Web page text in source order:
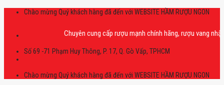
Skip
Chào mừng Quý khách hàng đã đến với WEBSITE HẦM RƯỢU NGON
Chuyên cung cấp rượu mạnh chính hãng, rượu vang nhập
Số 69 -71 Phạm Huy Thông, P. 17, Q. Gò Vấp, TPHCM
Chào mừng Quý khách hàng đã đến với WEBSITE HẦM RƯỢU NGON